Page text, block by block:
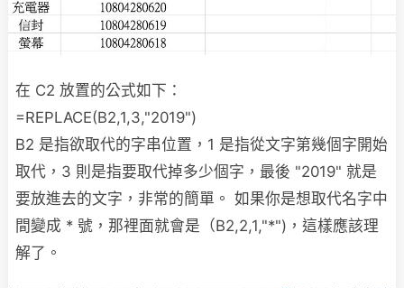
在 C2 放置的公式如下：
=REPLACE(B2,1,3,"2019")
B2 是指欲取代的字串位置，1 是指從文字第幾個字開始
取代，3 則是指要取代掉多少個字，最後 "2019" 就是
要放進去的文字，非常的簡單。 如果你是想取代名字中
間變成 * 號，那裡面就會是（B2,2,1,"*")，這樣應該理
解了。